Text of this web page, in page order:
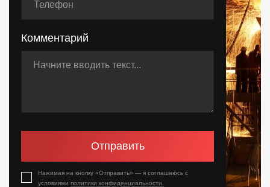
Комментарий
Отправить
Нажимая на кнопку «Отправить» — я соглашаюсь с
условиями политики конфиденциальности.